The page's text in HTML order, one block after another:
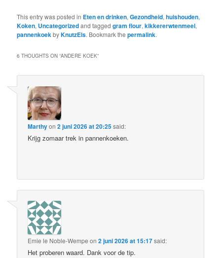
This entry was posted in Eten en drinken,Gezondheid,huishouden,
Koken, Uncategorizedand taggedgram flour,kikkererwtenmeel,
pannenkoekbyKnutzEls. Bookmark thepermalink.
6 THOUGHTS ON “ANDERE KOEK”
Marthyon2 juni 2026 at 20:25said:
Krijg zomaar trek in pannenkoeken.
Emie le Noble-Wempe on2 juni 2026 at 15:17said:
Het proberen waard. Dank voor de tip.